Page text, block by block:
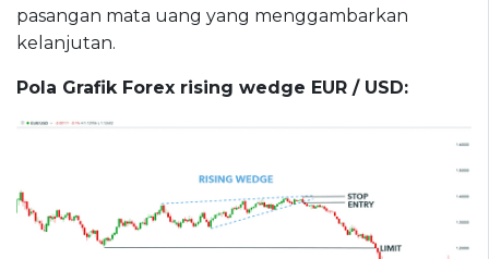
pasangan mata uang yang menggambarkan
kelanjutan.
Pola Grafik Forex rising wedge EUR / USD: